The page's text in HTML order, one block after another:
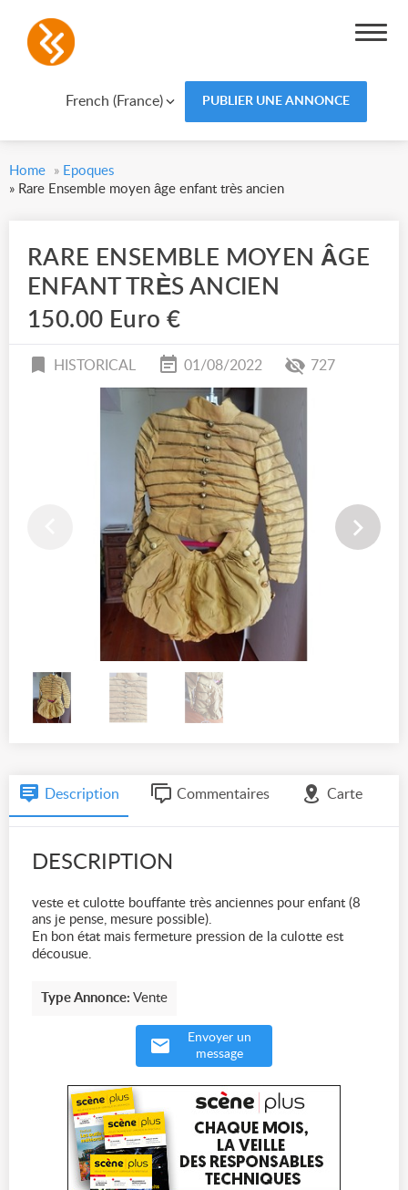
French (France) PUBLIER UNE ANNONCE
Home » Epoques
» Rare Ensemble moyen âge enfant très ancien
RARE ENSEMBLE MOYEN ÂGE
ENFANT TRÈS ANCIEN
150.00 Euro €
HISTORICAL 01/08/2022 727
Description Commentaires Carte
DESCRIPTION
veste et culotte bouffante très anciennes pour enfant (8
ans je pense, mesure possible).
En bon état mais fermeture pression de la culotte est
décousue.
Type Annonce: Vente
Envoyer un
message